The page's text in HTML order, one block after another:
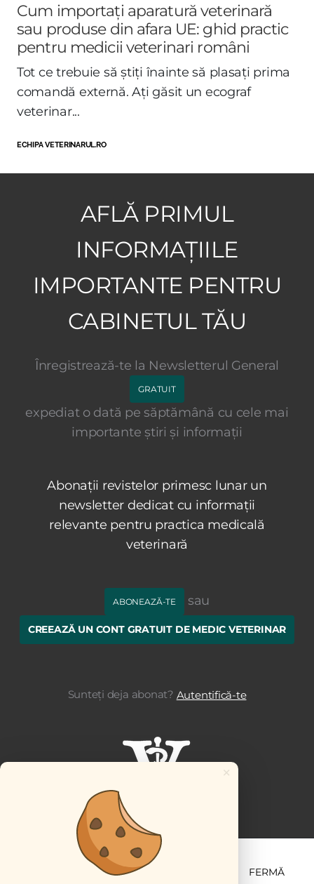
Cum importați aparatură veterinară
sau produse din afara UE: ghid practic
pentru medicii veterinari români
Tot ce trebuie să știți înainte să plasați prima
comandă externă. Ați găsit un ecograf
veterinar...
ECHIPA VETERINARUL.RO
AFLĂ PRIMUL
INFORMAȚIILE
IMPORTANTE PENTRU
CABINETUL TĂU
Înregistrează-te la Newsletterul General
GRATUIT
expediat o dată pe săptămână cu cele mai
importante știri și informații
Abonații revistelor primesc lunar un
newsletter dedicat cu informații
relevante pentru practica medicală
veterinară
ABONEAZĂ-TE sau
CREEAZĂ UN CONT GRATUIT DE MEDIC VETERINAR
Sunteți deja abonat? Autentifică-te
ȘTIINȚĂ ȘI PRACTICĂ FERMĂ
×